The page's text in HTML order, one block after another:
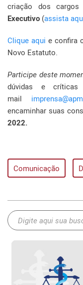
criação dos
Executivo (assista
Clique aqui e confira
Novo Estatuto.
Participe deste
dúvidas e
mail
encaminhar suas
2022.
Comunicação